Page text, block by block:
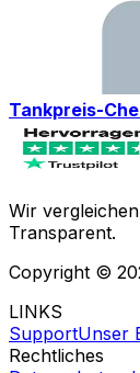
Tankpreis-
Wir
Transparent.
Copyright ©
LINKS
SupportUnser
Rechtliches